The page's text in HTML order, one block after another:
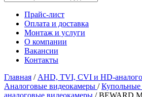
Прайс-лист
Оплата и доставка
Монтаж и услуги
О компании
Вакансии
Контакты
Главная / AHD, TVI, CVI и HD-
Аналоговые видеокамеры /Купольные
аналоговые видеокамеры /BEWARD